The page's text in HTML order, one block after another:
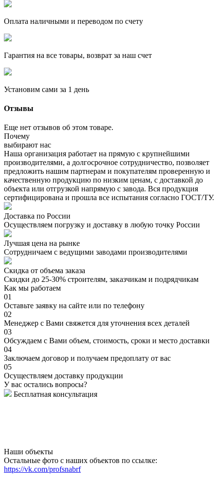
Оплата наличными и переводом по счету
Гарантия на все товары, возврат за наш счет
Установим сами за 1 день
Отзывы
Еще нет отзывов об этом товаре.
Почему
выбирают нас
Наша организация работает на прямую с крупнейшими
производителями, а долгосрочное сотрудничество, позволяет
предложить нашим партнерам и покупателям проверенную и
качественную продукцию по низким ценам, с доставкой до
объекта или отгрузкой напрямую с завода. Вся продукция
сертифицирована и прошла все испытания согласно ГОСТ/ТУ.
Доставка по России
Осуществляем погрузку и доставку в любую точку России
Лучшая цена на рынке
Сотрудничаем с ведущими заводами производителями
Скидка от объема заказа
Скидки до 25-30% строителям, заказчикам и подрядчикам
Как мы работаем
01
Оставьте заявку на сайте или по телефону
02
Менеджер с Вами свяжется для уточнения всех деталей
03
Обсуждаем с Вами объем, стоимость, сроки и место доставки
04
Заключаем договор и получаем предоплату от вас
05
Осуществляем доставку продукции
У вас остались вопросы?
Бесплатная консультация
Наши объекты
Остальные фото с наших объектов по ссылке:
https://vk.com/profsnabrf